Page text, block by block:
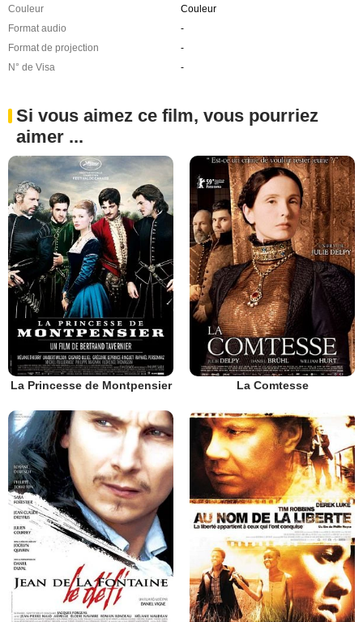
Couleur
Couleur
Format audio
-
Format de projection
-
N° de Visa
-
Si vous aimez ce film, vous pourriez
aimer ...
La Princesse de Montpensier La Comtesse